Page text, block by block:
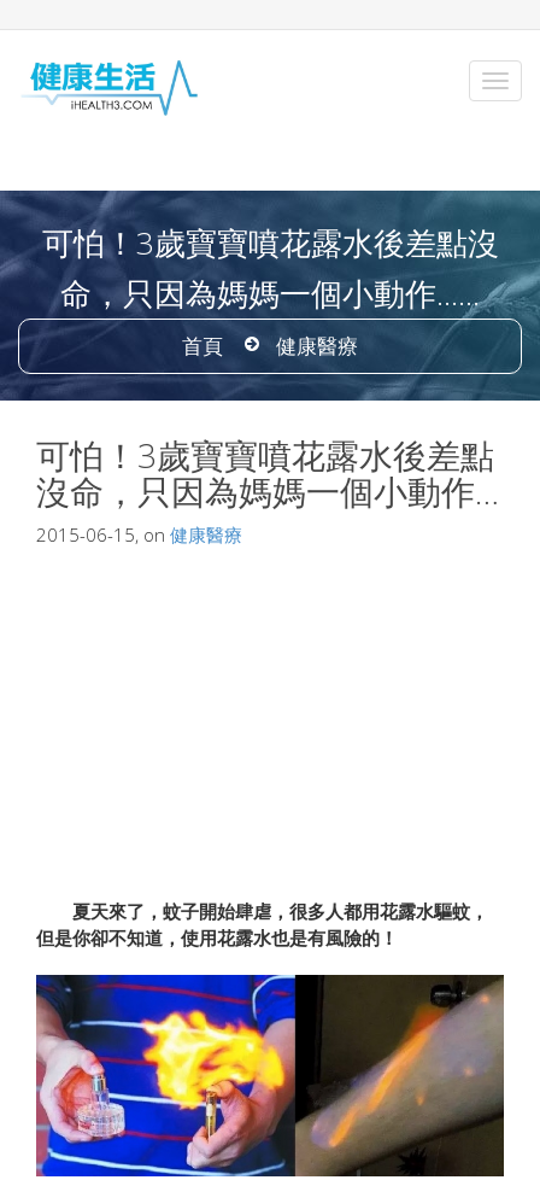
可怕！3歲寶寶噴花露水後差點沒
命，只因為媽媽一個小動作…...
首頁 健康醫療
可怕！3歲寶寶噴花露水後差點
沒命，只因為媽媽一個小動作…
2015-06-15, on 健康醫療
夏天來了，蚊子開始肆虐，很多人都用花露水驅蚊，
但是你卻不知道，使用花露水也是有風險的！